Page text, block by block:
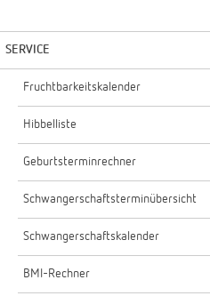
SERVICE
Fruchtbarkeitskalender
Hibbelliste
Geburtsterminrechner
Schwangerschaftsterminübersicht
Schwangerschaftskalender
BMI-Rechner